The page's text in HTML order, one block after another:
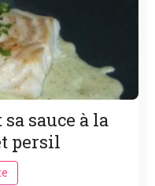
sauce à la
persil